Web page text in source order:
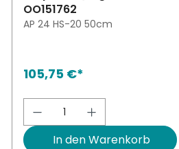
gewünschten
OO151762
AP 24 HS-20 50cm
105,75 €*
Produkt Anzahl:
In den Warenkorb